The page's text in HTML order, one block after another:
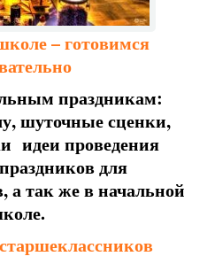
– готовимся
праздникам:
шуточные сценки,
идеи проведения
для
а так же в начальной